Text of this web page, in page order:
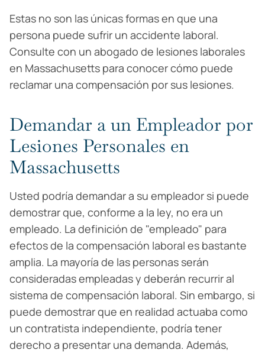
Estas no son las únicas formas en que una
persona puede sufrir un accidente laboral.
Consulte con un abogado de lesiones laborales
en Massachusetts para conocer cómo puede
reclamar una compensación por sus lesiones.
Demandar a un Empleador por
Lesiones Personales en
Massachusetts
Usted podría demandar a su empleador si puede
demostrar que, conforme a la ley, no era un
empleado. La definición de "empleado" para
efectos de la compensación laboral es bastante
amplia. La mayoría de las personas serán
consideradas empleadas y deberán recurrir al
sistema de compensación laboral. Sin embargo, si
puede demostrar que en realidad actuaba como
un contratista independiente, podría tener
derecho a presentar una demanda. Además,